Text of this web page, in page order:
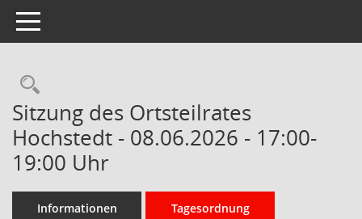
Toggle navigation
Rechercheauswahl
Sitzung des Ortsteilrates
Hochstedt - 08.06.2026 - 17:00-
19:00 Uhr
Informationen Tagesordnung